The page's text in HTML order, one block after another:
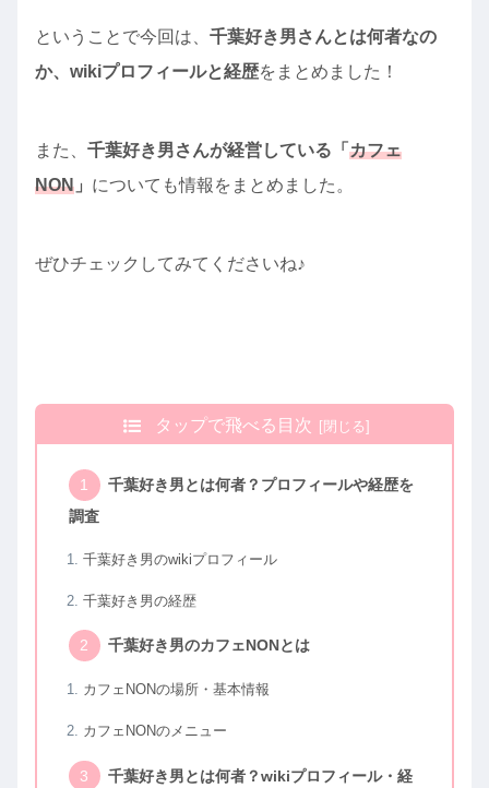
ということで今回は、 千葉好き男さんとは何者なの
か、wikiプロフィールと経歴をまとめました！
また、 千葉好き男さんが経営している「 カフェ
NON 」 についても情報をまとめました。
ぜひチェックしてみてくださいね♪
タップで飛べる目次
千葉好き男とは何者？プロフィールや経歴を
調査
千葉好き男のwikiプロフィール
千葉好き男の経歴
千葉好き男のカフェNONとは
カフェNONの場所・基本情報
カフェNONのメニュー
千葉好き男とは何者？wikiプロフィール・経